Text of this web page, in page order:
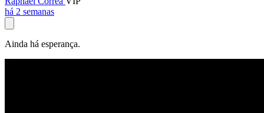
há 2 semanas
Ainda há esperança.